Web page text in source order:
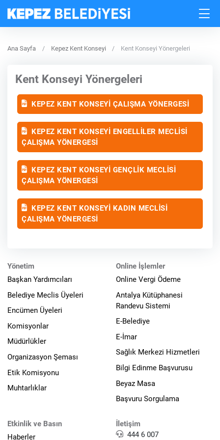
Ana Sayfa Kepez Kent Konseyi Kent Konseyi Yönergeleri
Kent Konseyi Yönergeleri
KEPEZ KENT KONSEYİ ÇALIŞMA YÖNERGESİ
KEPEZ KENT KONSEYİ ENGELLİLER MECLİSİ
ÇALIŞMA YÖNERGESİ
KEPEZ KENT KONSEYİ GENÇLİK MECLİSİ
ÇALIŞMA YÖNERGESİ
KEPEZ KENT KONSEYİ KADIN MECLİSİ
ÇALIŞMA YÖNERGESİ
Yönetim
Başkan Yardımcıları
Belediye Meclis Üyeleri
Encümen Üyeleri
Komisyonlar
Müdürlükler
Organizasyon Şeması
Etik Komisyonu
Muhtarlıklar
Online İşlemler
Online Vergi Ödeme
Antalya Kütüphanesi
Randevu Sistemi
E-Belediye
E-İmar
Sağlık Merkezi Hizmetleri
Bilgi Edinme Başvurusu
Beyaz Masa
Başvuru Sorgulama
Etkinlik ve Basın
Haberler
İletişim
444 6 007